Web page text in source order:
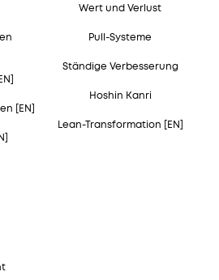
[EN]
Wert und Verlust
Pull-Systeme
Ständige Verbesserung
Hoshin Kanri
Lean-Transformation [EN]